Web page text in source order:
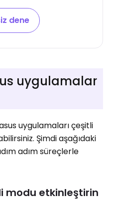
dene
uygulamalar
uygulamaları çeşitli
Şimdi aşağıdaki
adım süreçlerle
modu etkinleştirin